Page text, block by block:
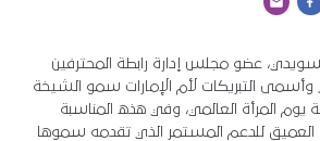
عضو مجلس إدارة رابطة المحترفين
وأسمى التبريكات لأم الإمارات سمو الشيخة
يوم المرأة العالمي، وفي هذه المناسبة
العميق للدعم المستمر الذي تقدمه سموها